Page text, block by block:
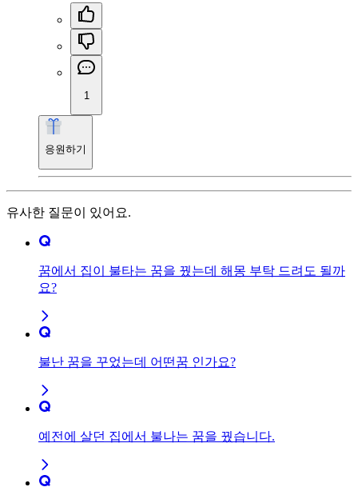
1
응원하기
유사한 질문이 있어요.
꿈에서 집이 불타는 꿈을 꿨는데 해몽 부탁 드려도 될까
요?
불난 꿈을 꾸었는데 어떤꿈 인가요?
예전에 살던 집에서 불나는 꿈을 꿨습니다.